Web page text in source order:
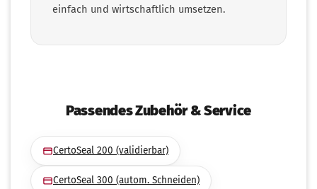
einfach und wirtschaftlich umsetzen.
Passendes Zubehör & Service
CertoSeal 200 (validierbar)
CertoSeal 300 (autom. Schneiden)